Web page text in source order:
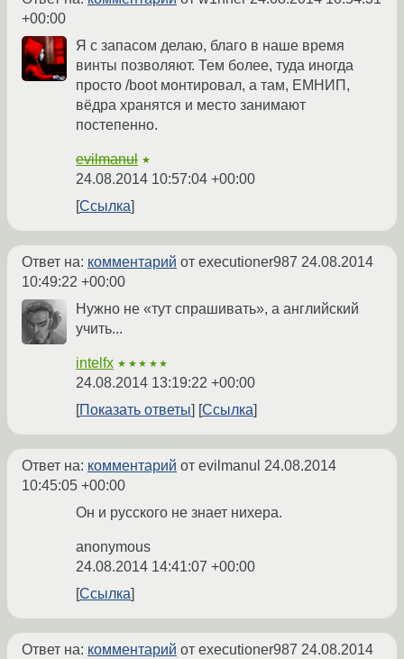
+00:00
Я с запасом делаю, благо в наше время
винты позволяют. Тем более, туда иногда
просто /boot монтировал, а там, ЕМНИП,
вёдра хранятся и место занимают
постепенно.
evilmanul ★
24.08.2014 10:57:04 +00:00
Ссылка
Ответ на: комментарий от executioner987 24.08.2014
10:49:22 +00:00
Нужно не «тут спрашивать», а английский
учить...
intelfx ★★★★★
24.08.2014 13:19:22 +00:00
Показать ответы
Ссылка
Ответ на: комментарий от evilmanul 24.08.2014
10:45:05 +00:00
Он и русского не знает нихера.
anonymous
24.08.2014 14:41:07 +00:00
Ссылка
Ответ на: комментарий от executioner987 24.08.2014